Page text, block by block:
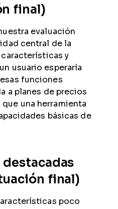
final)
evaluación
central de la
características y
usuario esperaría
funciones
a planes de precios
una herramienta
básicas de
final)
poco